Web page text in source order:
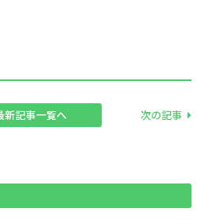
新記事一覧へ 次の記事